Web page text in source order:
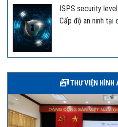
ISPS security
Cấp độ an ninh tại
THƯ VIỆN HÌNH